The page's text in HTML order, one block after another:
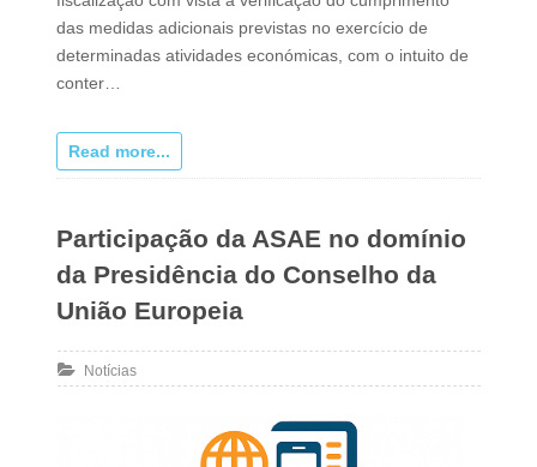
das medidas adicionais previstas no exercício de
determinadas atividades económicas, com o intuito de
conter…
Read more...
Participação da ASAE no domínio
da Presidência do Conselho da
União Europeia
Notícias